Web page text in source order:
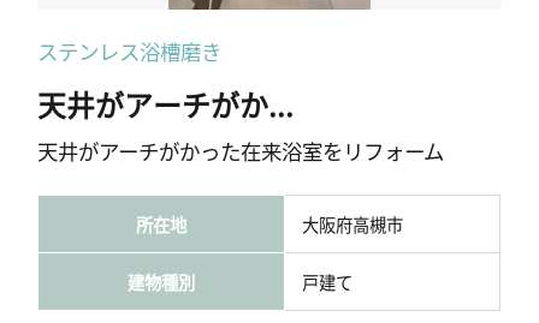
ステンレス浴槽磨き
天井がアーチがか...
天井がアーチがかった在来浴室をリフォーム
所在地 大阪府高槻市
建物種別 戸建て